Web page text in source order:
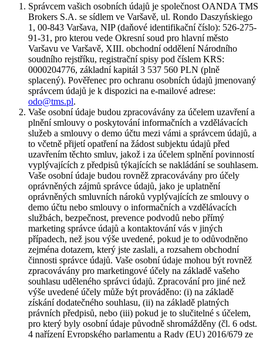
Správcem vašich osobních údajů je společnost OANDA TMS
Brokers S.A. se sídlem ve Varšavě, ul. Rondo Daszyńskiego
1, 00-843 Varšava, NIP (daňové identifikační číslo): 526-275-
91-31, pro kterou vede Okresní soud pro hlavní město
Varšavu ve Varšavě, XIII. obchodní oddělení Národního
soudního rejstříku, registrační spisy pod číslem KRS:
0000204776, základní kapitál 3 537 560 PLN (plně
splacený). Pověřenec pro ochranu osobních údajů jmenovaný
správcem údajů je k dispozici na e-mailové adrese:
odo@tms.pl.
Vaše osobní údaje budou zpracovávány za účelem uzavření a
plnění smlouvy o poskytování informačních a vzdělávacích
služeb a smlouvy o demo účtu mezi vámi a správcem údajů, a
to včetně přijetí opatření na žádost subjektu údajů před
uzavřením těchto smluv, jakož i za účelem splnění povinností
vyplývajících z předpisů týkajících se nakládání se souhlasem.
Vaše osobní údaje budou rovněž zpracovávány pro účely
oprávněných zájmů správce údajů, jako je uplatnění
oprávněných smluvních nároků vyplývajících ze smlouvy o
demo účtu nebo smlouvy o informačních a vzdělávacích
službách, bezpečnost, prevence podvodů nebo přímý
marketing správce údajů a kontaktování vás v jiných
případech, než jsou výše uvedené, pokud je to odůvodněno
zejména dotazem, který jste zaslali, a rozsahem obchodní
činnosti správce údajů. Vaše osobní údaje mohou být rovněž
zpracovávány pro marketingové účely na základě vašeho
souhlasu uděleného správci údajů. Zpracování pro jiné než
výše uvedené účely může být prováděno: (i) na základě
získání dodatečného souhlasu, (ii) na základě platných
právních předpisů, nebo (iii) pokud je to slučitelné s účelem,
pro který byly osobní údaje původně shromážděny (čl. 6 odst.
4 nařízení Evropského parlamentu a Rady (EU) 2016/679 ze